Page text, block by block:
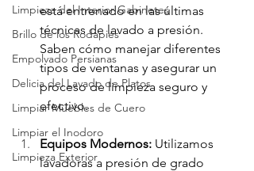
Limpieza del Interior Gabinetes
Brillo de los Rodapiés
Empolvado Persianas
Delicia del Lavado de Platos
Limpiar Muebles de Cuero
Limpiar el Inodoro
Limpieza Exterior
está entrenado en las últimas
técnicas de lavado a presión.
Saben cómo manejar diferentes
tipos de ventanas y asegurar un
proceso de limpieza seguro y
efectivo.
Equipos Modernos: Utilizamos
lavadoras a presión de grado